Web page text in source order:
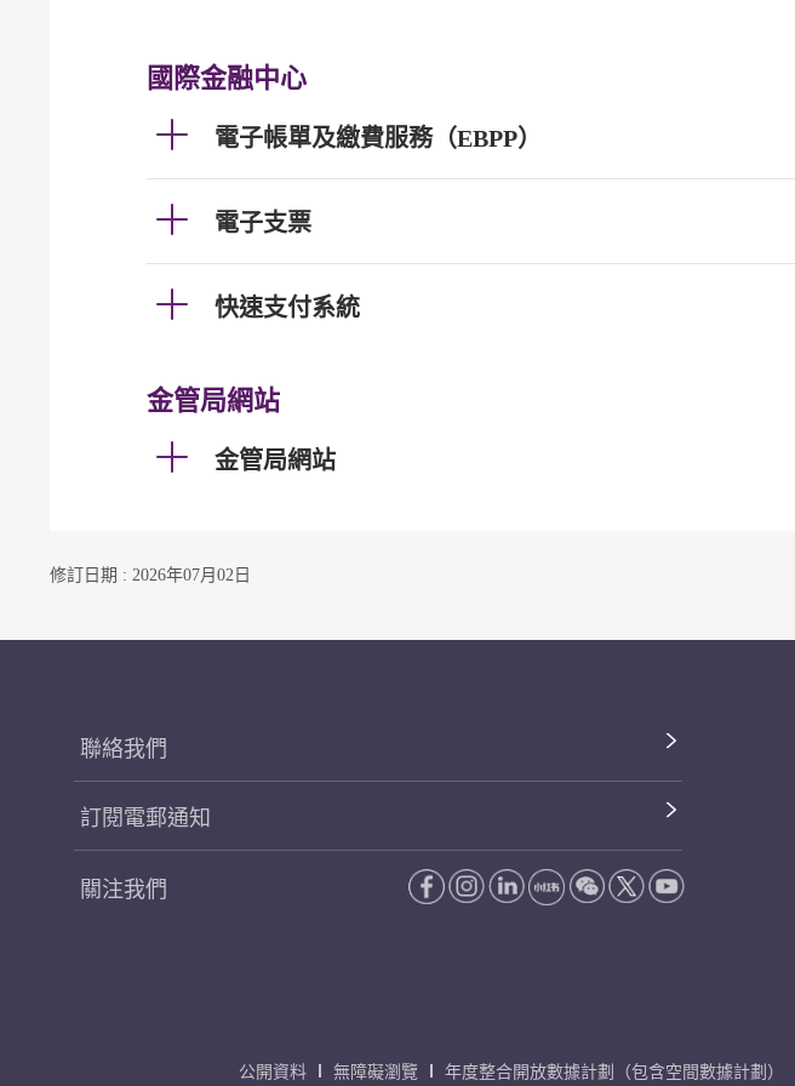
國際金融中心
電子帳單及繳費服務（EBPP）
電子支票
快速支付系統
金管局網站
金管局網站
修訂日期 : 2026年07月02日
聯絡我們
訂閱電郵通知
關注我們
公開資料 無障礙瀏覽 年度整合開放數據計劃（包含空間數據計劃）